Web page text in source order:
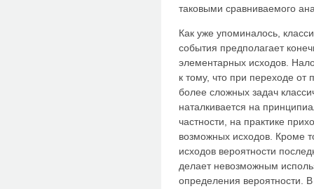
таковыми сравниваемого
Как уже упоминалось,
события предполагает
элементарных исходов.
к тому, что при переходе
более сложных задач
наталкивается на
частности, на практике
возможных исходов. Кроме
исходов вероятности
делает невозможным
определения вероятности.